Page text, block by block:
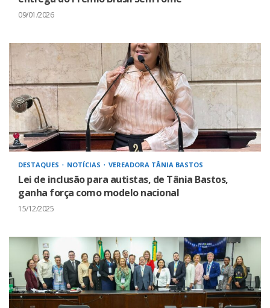
09/01/2026
DESTAQUES NOTÍCIAS VEREADORA TÂNIA BASTOS
Lei de inclusão para autistas, de Tânia Bastos,
ganha força como modelo nacional
15/12/2025